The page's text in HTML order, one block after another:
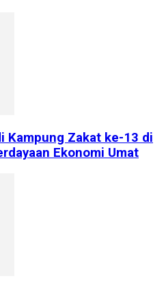
Kampung Zakat ke-13 di
Ekonomi Umat